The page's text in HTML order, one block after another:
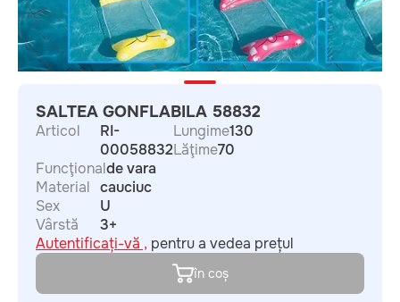
SALTEA GONFLABILA 58832
Articol
RI-
00058832
Funcţionalde vara
Material cauciuc
Sex
U
Vârstă
3+
Lungime130
Lăţime70
Autentificați-vă , pentru a vedea prețul
în coș